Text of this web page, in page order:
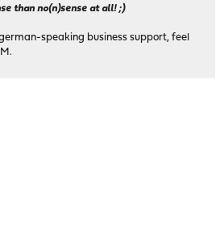
than no(n)sense at all! ;)
speaking business support, feel